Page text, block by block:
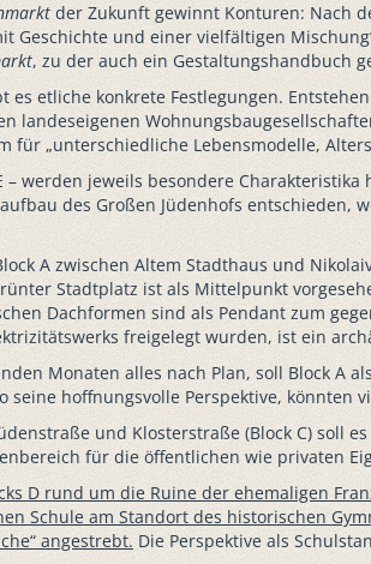
der Zukunft gewinnt Konturen: Nach
Geschichte und einer vielfältigen
, zu der auch ein Gestaltungshandbuch
es etliche konkrete Festlegungen.
landeseigenen
für „unterschiedliche Lebensmodelle,
– werden jeweils besondere
des Großen Jüdenhofs entschieden,
A zwischen Altem Stadthaus und
Stadtplatz ist als Mittelpunkt
Dachformen sind als Pendant zum
freigelegt wurden, ist ein
Monaten alles nach Plan, soll Block A
seine hoffnungsvolle Perspektive, könnten
und Klosterstraße (Block C) soll
für die öffentlichen wie privaten
D rund um die Ruine der ehemaligen
Schule am Standort des historischen
angestrebt. Die Perspektive als